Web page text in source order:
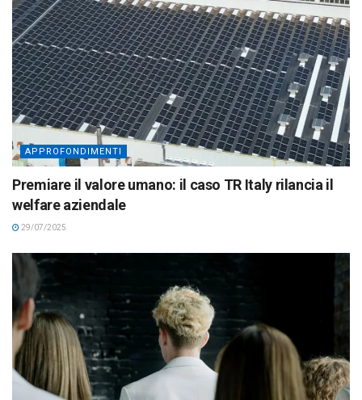
APPROFONDIMENTI
Premiare il valore umano: il caso TR Italy rilancia il
welfare aziendale
29/07/2025